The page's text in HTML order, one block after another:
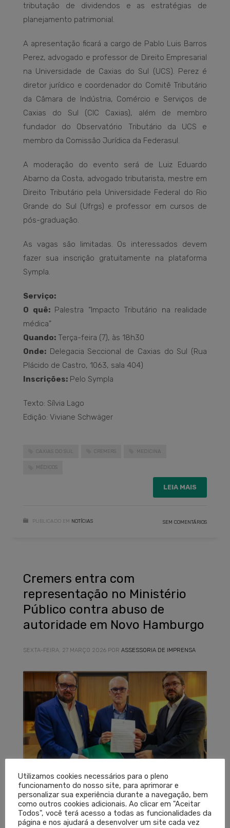
tributação de dividendos e as estratégias de
planejamento patrimonial.
A apresentação ficará a cargo de Pablo Luis Barros
Perez, advogado e professor de Direito Empresarial
na Universidade de Caxias do Sul (UCS). Perez é
diretor jurídico e coordenador do Comitê Tributário
da Câmara de Indústria, Comércio e Serviços de
Caxias do Sul (CIC Caxias), além de membro
fundador do Observatório Tributário da UCS e
membro da Comissão Jurídica da Federasul.
A moderação do evento será de Luiz Eduardo
Abarno da Costa, advogado tributarista, mestre em
Direito Tributário pela Universidade Federal do Rio
Grande do Sul (Ufrgs) e professor em cursos de
pós-graduação.
As vagas são limitadas. Os interessados devem
fazer sua inscrição gratuitamente na plataforma
Sympla.
Serviço:
O quê:Palestra “Impacto Tributário na realidade
médica”
Quando: Terça-feira (7), às 18h30
Onde: Delegacia Seccional de Caxias do Sul (Rua
Plácido de Castro, 1063, sala 404)
Inscrições: Pelo Sympla
Texto: Sílvia Lago
Edição: Viviane Schwäger
CAXIAS DO SUL CREMERS MEDICINA
MÉDICOS
LEIA MAIS
PUBLICADO EM NOTÍCIAS SEM COMENTÁRIOS
Cremers entra com
representação no Ministério
Público contra abuso de
autoridade em Novo Hamburgo
SEXTA-FEIRA, 27 MARÇO 2026 POR ASSESSORIA DE IMPRENSA
O Conselho Regional de Medicina do Estado do Rio
Grande do Sul (Cremers) formalizou, nesta sexta-
Utilizamos cookies necessários para o pleno
funcionamento do nosso site, para aprimorar e
personalizar sua experiência durante a navegação, bem
como outros cookies adicionais. Ao clicar em "Aceitar
Todos", você terá acesso a todas as funcionalidades da
página e nos ajudará a desenvolver um site cada vez